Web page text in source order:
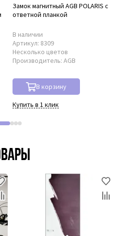
Замок магнитный AGB POLARIS с
ответной планкой
В наличии
Артикул: 8309
Несколько цветов
Производитель: AGB
В корзину
Купить в 1 клик